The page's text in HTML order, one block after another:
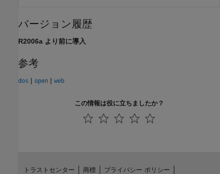
バージョン履歴
R2006a より前に導入
参考
dos | open | web
この情報は役に立ちましたか？
トラストセンター 商標 プライバシー ポリシー